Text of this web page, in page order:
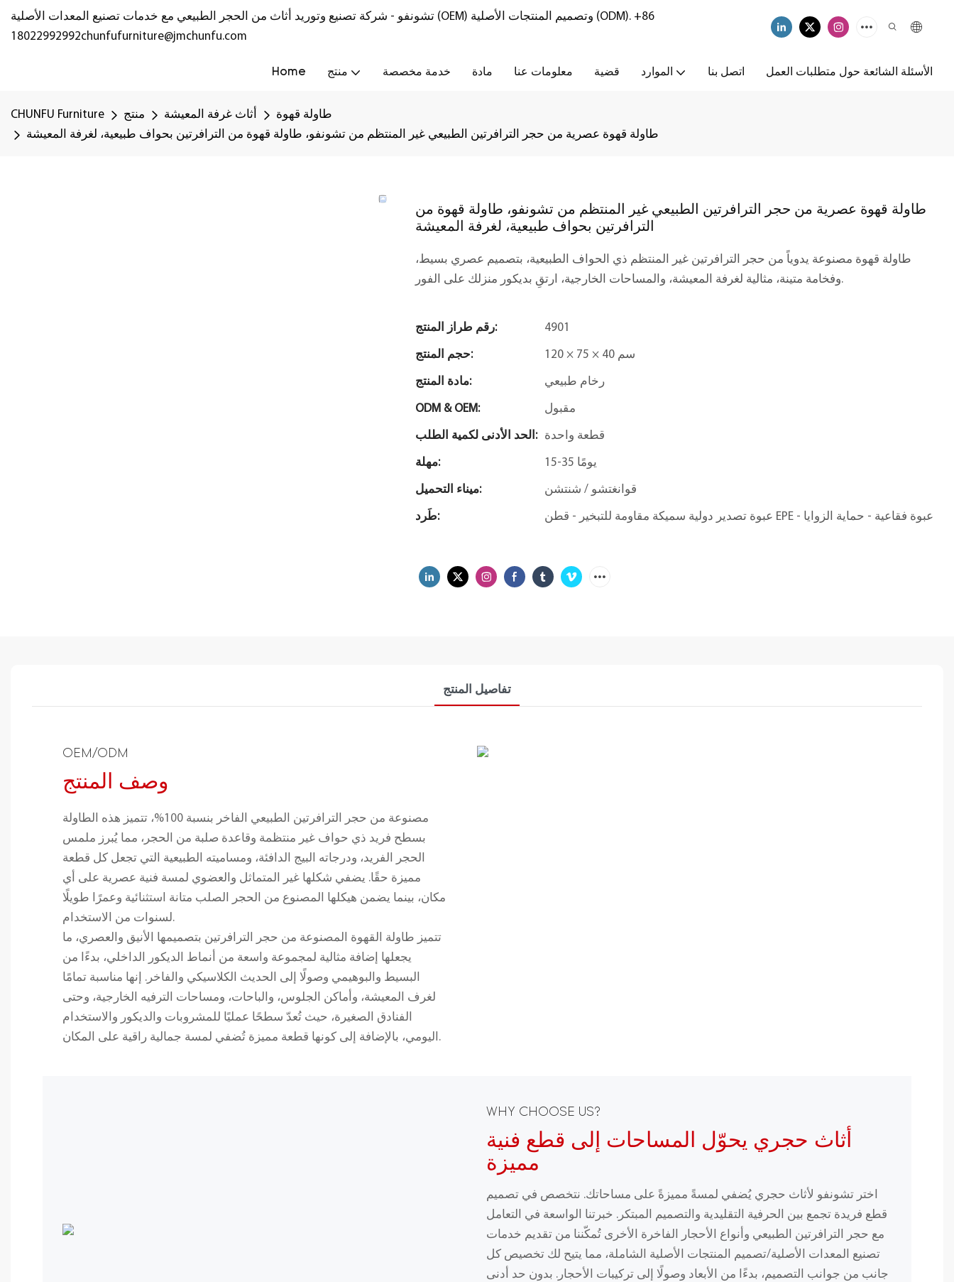
تشونفو - شركة تصنيع وتوريد أثاث من الحجر الطبيعي مع خدمات تصنيع المعدات الأصلية (OEM) وتصميم المنتجات الأصلية (ODM). +86
18022992992chunfufurniture@jmchunfu.com
Home منتج خدمة مخصصة مادة معلومات عنا قضية الموارد اتصل بنا الأسئلة الشائعة حول متطلبات العمل
CHUNFU Furniture منتج أثاث غرفة المعيشة
طاولة قهوة
طاولة قهوة عصرية من حجر الترافرتين الطبيعي غير المنتظم من تشونفو، طاولة قهوة من الترافرتين بحواف طبيعية، لغرفة المعيشة
طاولة قهوة عصرية من حجر الترافرتين الطبيعي غير المنتظم من تشونفو، طاولة قهوة من
الترافرتين بحواف طبيعية، لغرفة المعيشة
طاولة قهوة مصنوعة يدوياً من حجر الترافرتين غير المنتظم ذي الحواف الطبيعية، بتصميم عصري بسيط،
وفخامة متينة، مثالية لغرفة المعيشة، والمساحات الخارجية، ارتقِ بديكور منزلك على الفور.
رقم طراز المنتج: 4901
حجم المنتج: 120 × 75 × 40 سم
مادة المنتج: رخام طبيعي
ODM & OEM: مقبول
الحد الأدنى لكمية الطلب: قطعة واحدة
مهلة: 15-35 يومًا
ميناء التحميل: قوانغتشو / شنتشن
طَرد: عبوة تصدير دولية سميكة مقاومة للتبخير - قطن EPE - عبوة فقاعية - حماية الزوايا
تفاصيل المنتج
OEM/ODM
وصف المنتج
مصنوعة من حجر الترافرتين الطبيعي الفاخر بنسبة 100%، تتميز هذه الطاولة
بسطح فريد ذي حواف غير منتظمة وقاعدة صلبة من الحجر، مما يُبرز ملمس
الحجر الفريد، ودرجاته البيج الدافئة، ومساميته الطبيعية التي تجعل كل قطعة
مميزة حقًا. يضفي شكلها غير المتماثل والعضوي لمسة فنية عصرية على أي
مكان، بينما يضمن هيكلها المصنوع من الحجر الصلب متانة استثنائية وعمرًا طويلًا
لسنوات من الاستخدام.
تتميز طاولة القهوة المصنوعة من حجر الترافرتين بتصميمها الأنيق والعصري، ما
يجعلها إضافة مثالية لمجموعة واسعة من أنماط الديكور الداخلي، بدءًا من
البسيط والبوهيمي وصولًا إلى الحديث الكلاسيكي والفاخر. إنها مناسبة تمامًا
لغرف المعيشة، وأماكن الجلوس، والباحات، ومساحات الترفيه الخارجية، وحتى
الفنادق الصغيرة، حيث تُعدّ سطحًا عمليًا للمشروبات والديكور والاستخدام
اليومي، بالإضافة إلى كونها قطعة مميزة تُضفي لمسة جمالية راقية على المكان.
WHY CHOOSE US?
أثاث حجري يحوّل المساحات إلى قطع فنية
مميزة
اختر تشونفو لأثاث حجري يُضفي لمسةً مميزةً على مساحاتك. نتخصص في تصميم
قطع فريدة تجمع بين الحرفية التقليدية والتصميم المبتكر. خبرتنا الواسعة في التعامل
مع حجر الترافرتين الطبيعي وأنواع الأحجار الفاخرة الأخرى تُمكّننا من تقديم خدمات
تصنيع المعدات الأصلية/تصميم المنتجات الأصلية الشاملة، مما يتيح لك تخصيص كل
جانب من جوانب التصميم، بدءًا من الأبعاد وصولًا إلى تركيبات الأحجار. بدون حد أدنى